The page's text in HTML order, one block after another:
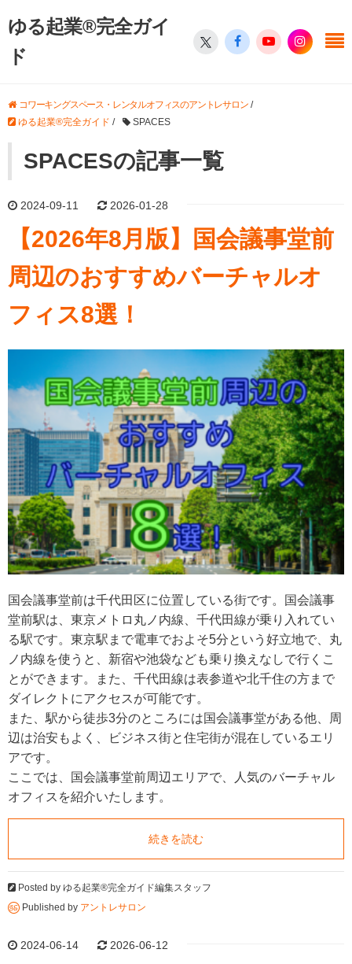
ゆる起業®完全ガイ
ド
コワーキングスペース・レンタルオフィスのアントレサロン/
ゆる起業®完全ガイド / SPACES
SPACESの記事一覧
2024-09-11 2026-01-28
【2026年8月版】国会議事堂前
周辺のおすすめバーチャルオ
フィス8選！
国会議事堂前は千代田区に位置している街です。国会議事
堂前駅は、東京メトロ丸ノ内線、千代田線が乗り入れてい
る駅です。東京駅まで電車でおよそ5分という好立地で、丸
ノ内線を使うと、新宿や池袋なども乗り換えなしで行くこ
とができます。また、千代田線は表参道や北千住の方まで
ダイレクトにアクセスが可能です。
また、駅から徒歩3分のところには国会議事堂がある他、周
辺は治安もよく、ビジネス街と住宅街が混在しているエリ
アです。
ここでは、国会議事堂前周辺エリアで、人気のバーチャル
オフィスを紹介いたします。
続きを読む
Posted by ゆる起業®完全ガイド編集スタッフ
Published by アントレサロン
2024-06-14 2026-06-12